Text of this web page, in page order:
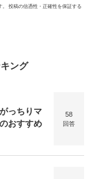
投稿の信憑性・正確性を保証する
ング
っちりマ
おすすめ
58
回答